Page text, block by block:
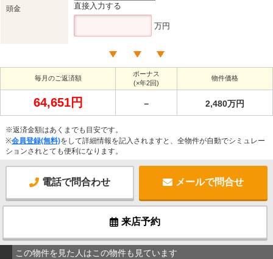
頭金 直接入力する
万円
毎月のご返済額
ボーナス
(×年2回)
物件価格
64,651円 － 2,480万円
※返済金額はあくまでも目安です。
※会員登録(無料)をして詳細情報を記入されますと、全物件が自動でシミュレー
ションされとても便利になります。
電話で問合わせ メールで問合せ
来店予約
この物件を見た人はこの物件も見ています